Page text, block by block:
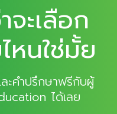
จะเลือก
หนใช่มั้ย
ะคำปรึกษาฟรีกับผู้
ได้เลย